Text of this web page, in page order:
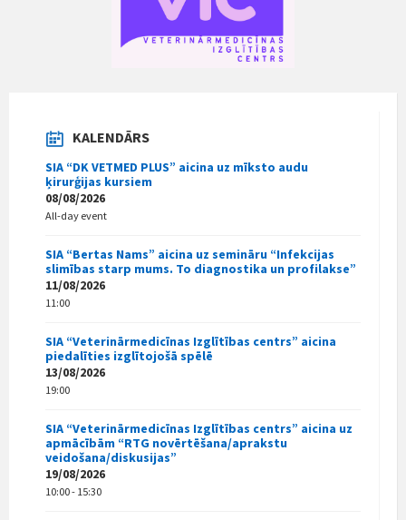
KALENDĀRS
SIA “DK VETMED PLUS” aicina uz mīksto audu
ķirurģijas kursiem
08/08/2026
All-day event
SIA “Bertas Nams” aicina uz semināru “Infekcijas
slimības starp mums. To diagnostika un profilakse”
11/08/2026
11:00
SIA “Veterinārmedicīnas Izglītības centrs” aicina
piedalīties izglītojošā spēlē
13/08/2026
19:00
SIA “Veterinārmedicīnas Izglītības centrs” aicina uz
apmācībām “RTG novērtēšana/aprakstu
veidošana/diskusijas”
19/08/2026
10:00 - 15:30